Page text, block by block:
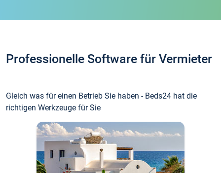
Professionelle Software für Vermieter
Gleich was für einen Betrieb Sie haben - Beds24 hat die
richtigen Werkzeuge für Sie